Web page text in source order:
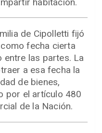
habitación.
de Cipolletti fijó
fecha cierta
entre las partes. La
a esa fecha la
de bienes,
por el artículo 480
de la Nación.